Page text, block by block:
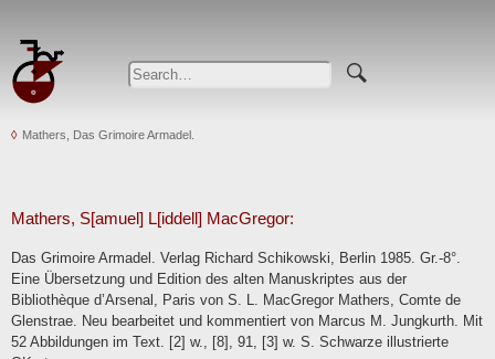
Mathers, Das Grimoire Armadel.
Mathers, S[amuel] L[iddell] MacGregor:
Das Grimoire Armadel. Verlag Richard Schikowski, Berlin 1985. Gr.-8°.
Eine Übersetzung und Edition des alten Manuskriptes aus der
Bibliothèque d’Arsenal, Paris von S. L. MacGregor Mathers, Comte de
Glenstrae. Neu bearbeitet und kommentiert von Marcus M. Jungkurth. Mit
52 Abbildungen im Text. [2] w., [8], 91, [3] w. S. Schwarze illustrierte